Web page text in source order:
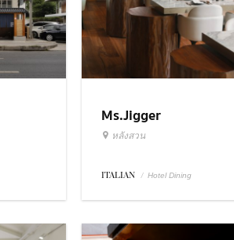
Ms.Jigger
หลังสวน
ITALIAN / Hotel Dining